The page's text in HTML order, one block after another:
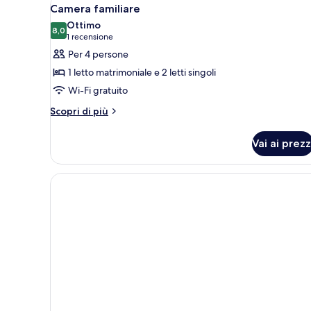
tutte
le
foto
per
Camera
familiare
2
Camera familiare
8,08,0 su 10
Ottimo
1 recensione
(1
recensione)
Per 4 persone
1 letto matrimoniale e 2 letti singoli
Wi-Fi gratuito
Scopri di più
Altri
familiare
Vai ai